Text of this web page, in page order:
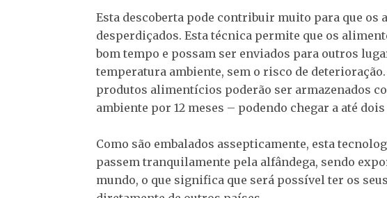
Esta descoberta pode contribuir muito para que os
desperdiçados. Esta técnica permite que os
bom tempo e possam ser enviados para outros
temperatura ambiente, sem o risco de
produtos alimentícios poderão ser armazenados
ambiente por 12 meses – podendo chegar a até dois
Como são embalados assepticamente, esta
passem tranquilamente pela alfândega, sendo
mundo, o que significa que será possível ter os